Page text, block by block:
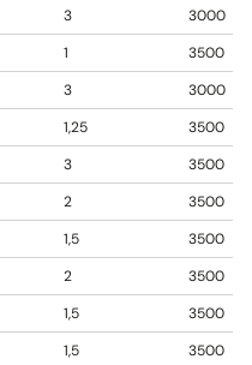
3
3000
1
3500
3
3000
1,25
3500
3
3500
2
3500
1,5
3500
2
3500
1,5
3500
1,5
3500